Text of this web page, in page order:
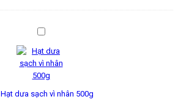
Hạt
sạch
vì
nhân
500g
Hạt dưa sạch vì nhân 500g